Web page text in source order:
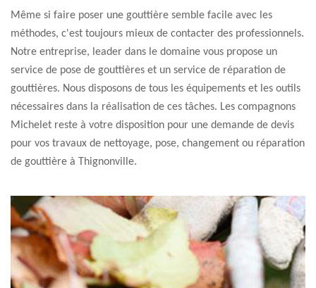
Même si faire poser une gouttière semble facile avec les
méthodes, c'est toujours mieux de contacter des professionnels.
Notre entreprise, leader dans le domaine vous propose un
service de pose de gouttières et un service de réparation de
gouttières. Nous disposons de tous les équipements et les outils
nécessaires dans la réalisation de ces tâches. Les compagnons
Michelet reste à votre disposition pour une demande de devis
pour vos travaux de nettoyage, pose, changement ou réparation
de gouttière à Thignonville.